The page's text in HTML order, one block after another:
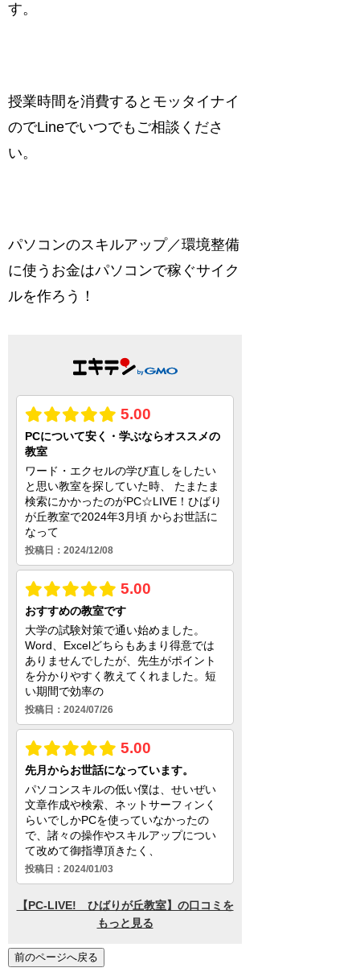
す。
授業時間を消費するとモッタイナイ
のでLineでいつでもご相談くださ
い。
パソコンのスキルアップ／環境整備
に使うお金はパソコンで稼ぐサイク
ルを作ろう！
前のページへ戻る